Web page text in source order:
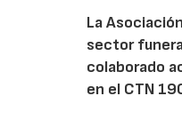
La
sector
colaborado
en el CTN